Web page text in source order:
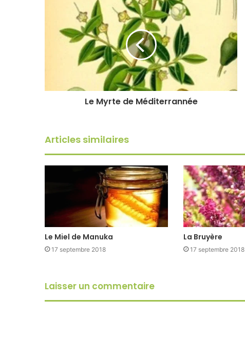
Le Myrte de Méditerrannée
Articles similaires
Le Miel de Manuka
17 septembre 2018
La Bruyère
17 septembre 2018
Laisser un commentaire